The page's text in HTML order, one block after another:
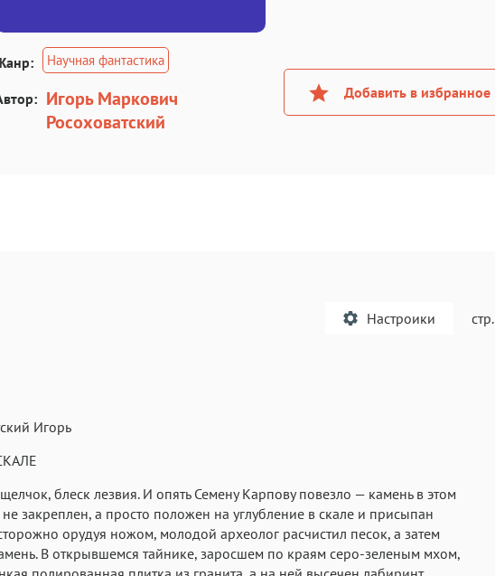
Научная фантастика
Игорь Маркович
Росоховатский
Добавить в избранное
Настроики стр.
Игорь
блеск лезвия. И опять Семену Карпову повезло — камень в этом
закреплен, а просто положен на углубление в скале и присыпан
орудуя ножом, молодой археолог расчистил песок, а затем
В открывшемся тайнике, заросшем по краям серо-зеленым мхом,